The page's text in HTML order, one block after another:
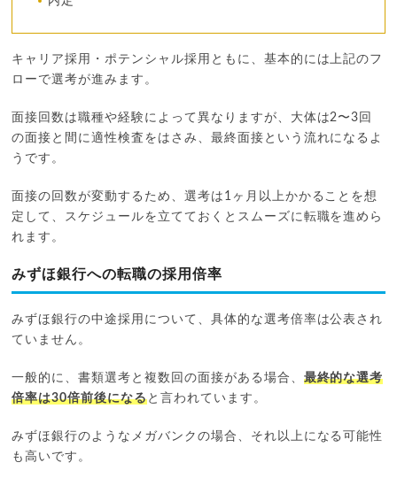
キャリア採用・ポテンシャル採用ともに、基本的には上記のフ
ローで選考が進みます。
面接回数は職種や経験によって異なりますが、大体は2〜3回
の面接と間に適性検査をはさみ、最終面接という流れになるよ
うです。
面接の回数が変動するため、選考は1ヶ月以上かかることを想
定して、スケジュールを立てておくとスムーズに転職を進めら
れます。
みずほ銀行への転職の採用倍率
みずほ銀行の中途採用について、具体的な選考倍率は公表され
ていません。
一般的に、書類選考と複数回の面接がある場合、 最終的な選考
倍率は30倍前後になると言われています。
みずほ銀行のようなメガバンクの場合、それ以上になる可能性
も高いです。